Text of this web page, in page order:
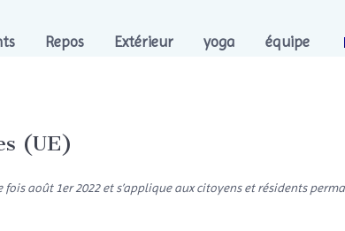
Repos Extérieur yoga équipe
(UE)
août 1er 2022 et s’applique aux citoyens et résidents